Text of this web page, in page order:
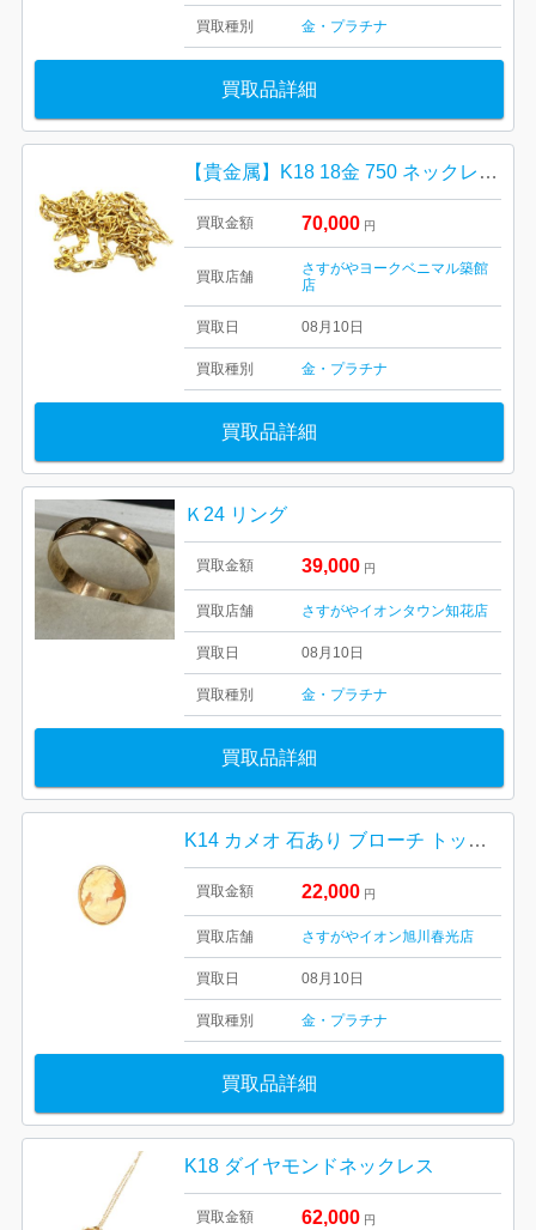
買取種別 金・プラチナ
買取品詳細
【貴金属】K18 18金 750 ネックレス アクセサリー ジュエリー
買取金額 70,000 円
買取店舗
さすがやヨークベニマル築館
店
買取日 08月10日
買取種別 金・プラチナ
買取品詳細
Ｋ24 リング
買取金額 39,000 円
買取店舗 さすがやイオンタウン知花店
買取日 08月10日
買取種別 金・プラチナ
買取品詳細
K14 カメオ 石あり ブローチ トップ 14金 アクセサリー
買取金額 22,000 円
買取店舗 さすがやイオン旭川春光店
買取日 08月10日
買取種別 金・プラチナ
買取品詳細
K18 ダイヤモンドネックレス
買取金額 62,000 円